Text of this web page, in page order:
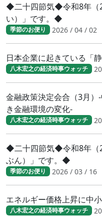
◆二十四節気◆令和8年（
い）」です。◆
季節のお便り 2026 / 04 / 02
日本企業に起きている「静
八木宏之の経済時事ウォッチ
金融政策決定会合（3月
き金融環境の変化-
八木宏之の経済時事ウォッチ
◆二十四節気◆令和8年（
ぶん）」です。◆
季節のお便り 2026 / 03 / 16
エネルギー価格上昇に中
八木宏之の経済時事ウォッチ